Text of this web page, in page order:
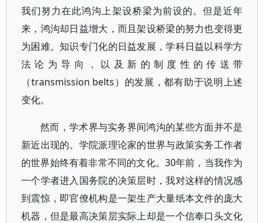
我们努力在此鸿沟上架设桥梁为前设的。但是近年
来，鸿沟却日益增大，而且架设桥梁的努力也变得更
为困难。知识专门化的日益发展，学科日益以科学方
法论为导向，以及新的制度性的传送带
（transmission belts）的发展，都有助于说明上述
变化。
然而，学术界与实务界间鸿沟的某些方面并不是
新近出现的。学院派理论家的世界与政策实务工作者
的世界始终有着非常不同的文化。30年前，当我作为
一个学者进入国务院的决策层时，我对这样的情况感
到震惊，即官僚机构是一架生产大量纸本文件的庞大
机器，但是最高决策层实际上却是一个信奉口头文化